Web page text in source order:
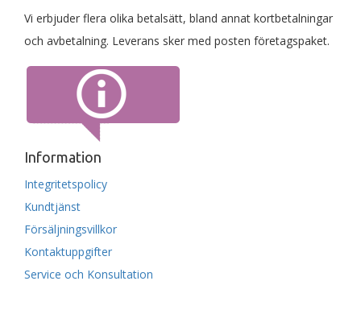
Vi erbjuder flera olika betalsätt, bland annat kortbetalningar
och avbetalning. Leverans sker med posten företagspaket.
Information
Integritetspolicy
Kundtjänst
Försäljningsvillkor
Kontaktuppgifter
Service och Konsultation